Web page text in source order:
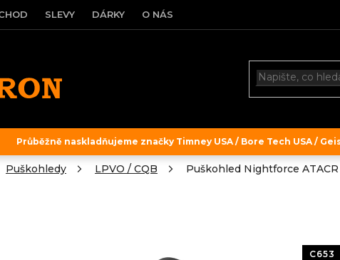
Průběžně naskladňujeme značky Timney USA / Bore Tech USA /
SLEVY DÁRKY O NÁS
Puškohledy LPVO / CQB Puškohled Nightforce ATACR
C653